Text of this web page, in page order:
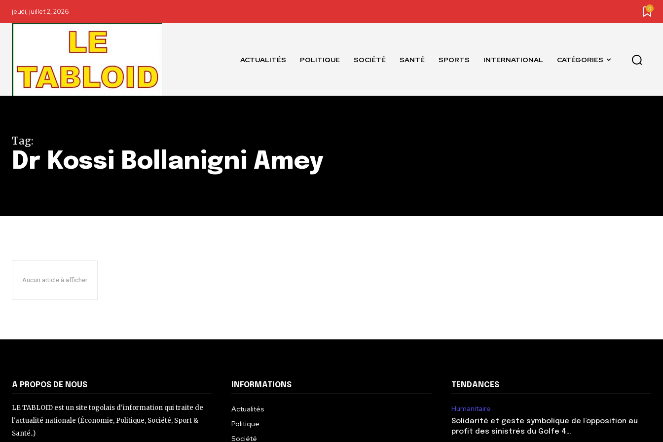
jeudi, juillet 2, 2026 0
ACTUALITÉS POLITIQUE SOCIÉTÉ SANTÉ SPORTS INTERNATIONAL CATÉGORIES
Tag:
Dr Kossi Bollanigni Amey
Aucun article à afficher
A PROPOS DE NOUS
LE TABLOID est un site togolais d'information qui traite de
l'actualité nationale (Économie, Politique, Société, Sport &
Santé..)
INFORMATIONS
Actualités
Politique
Société
TENDANCES
Humanitaire
Solidarité et geste symbolique de l’opposition au
profit des sinistrés du Golfe 4…